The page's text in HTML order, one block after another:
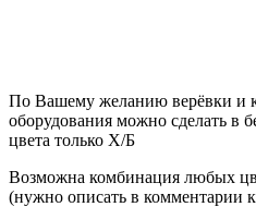
По Вашему желанию верёвки и
оборудования можно сделать в
цвета только Х/Б
Возможна комбинация любых
(нужно описать в комментарии к